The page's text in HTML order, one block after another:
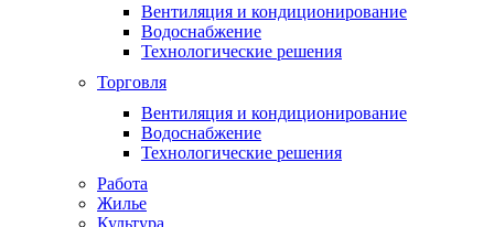
Вентиляция и кондиционирование
Водоснабжение
Технологические решения
Торговля
Вентиляция и кондиционирование
Водоснабжение
Технологические решения
Работа
Жилье
Культура